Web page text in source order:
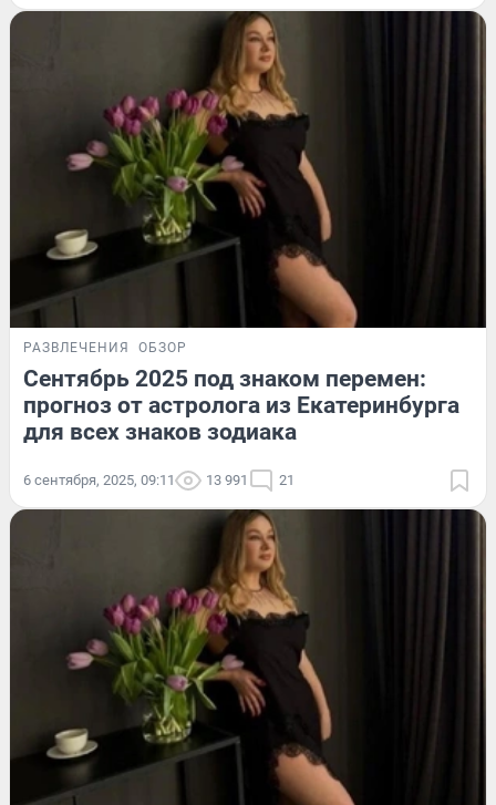
РАЗВЛЕЧЕНИЯ ОБЗОР
Сентябрь 2025 под знаком перемен:
прогноз от астролога из Екатеринбурга
для всех знаков зодиака
6 сентября, 2025, 09:11 13 991 21